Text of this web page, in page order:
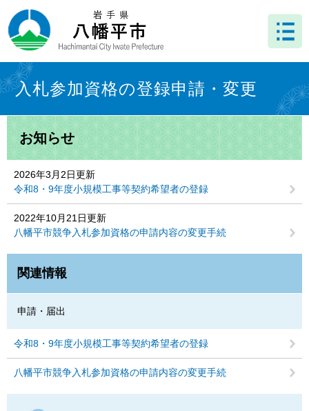
ー
ジ
先
頭
で
ニ
ュ
を
飛
ば
文 入札参加資格の登録申請・変更
お知らせ
2026年3月2日更新
令和8・9年度小規模工事等契約希望者の登録
2022年10月21日更新
八幡平市競争入札参加資格の申請内容の変更手続
関連情報
申請・届出
令和8・9年度小規模工事等契約希望者の登録
八幡平市競争入札参加資格の申請内容の変更手続